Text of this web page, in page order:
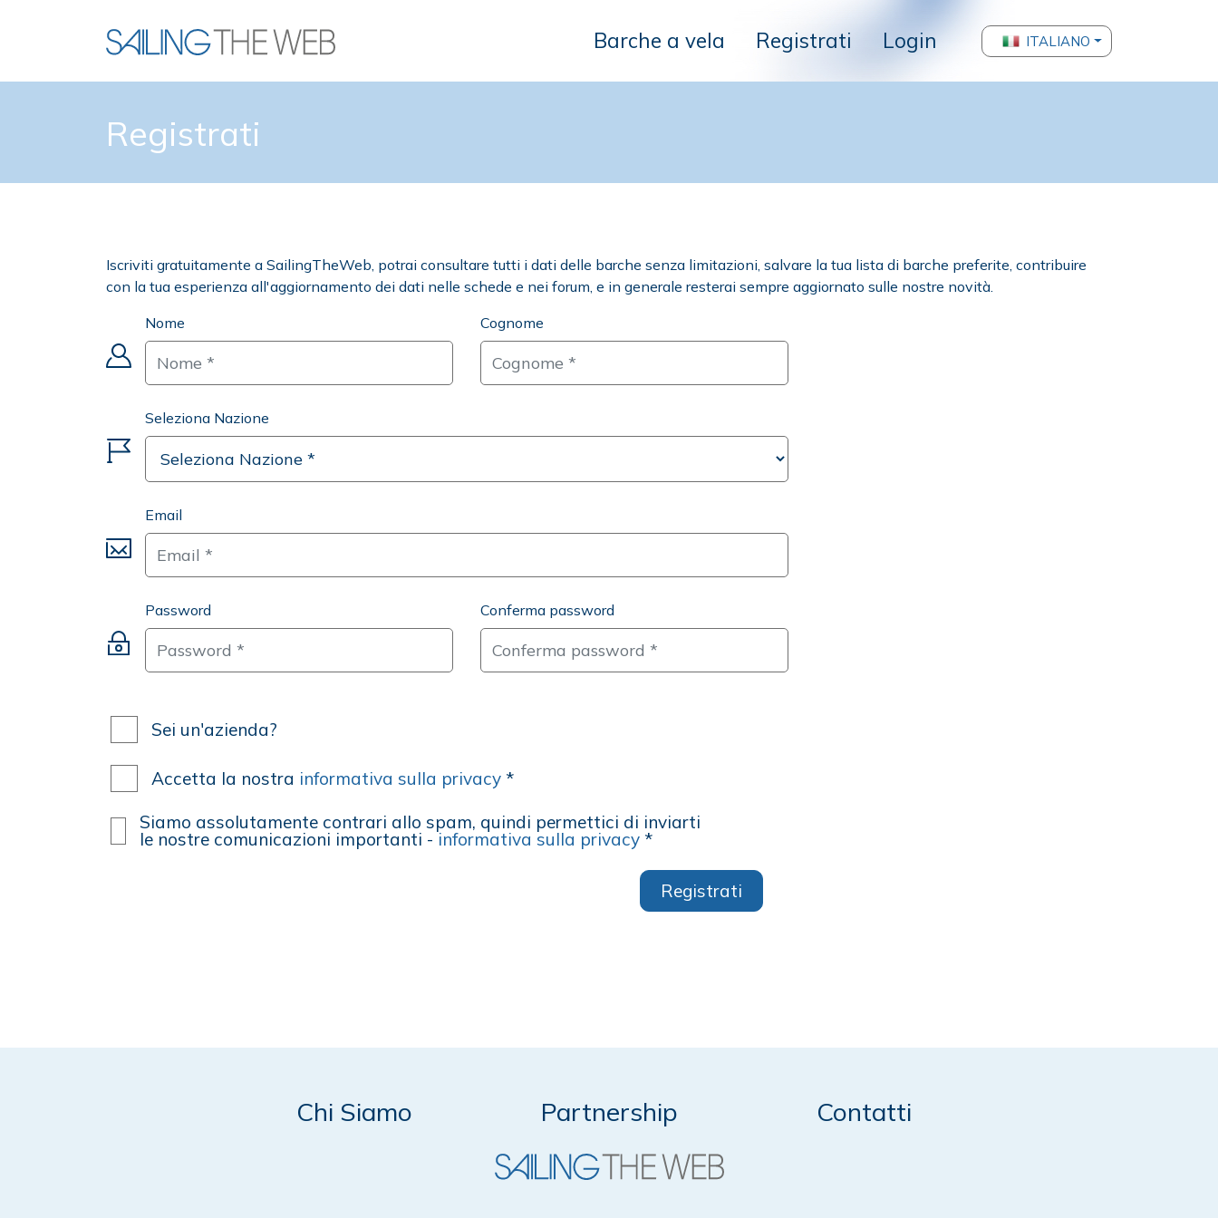
Barche a vela Registrati Login ITALIANO
Registrati
Iscriviti gratuitamente a SailingTheWeb, potrai consultare tutti i dati delle barche senza limitazioni, salvare la tua lista di barche preferite, contribuire
con la tua esperienza all'aggiornamento dei dati nelle schede e nei forum, e in generale resterai sempre aggiornato sulle nostre novità.
Nome
Cognome
Seleziona Nazione
Email
Password Conferma password
Sei un'azienda?
Accetta la nostra informativa sulla privacy *
Siamo assolutamente contrari allo spam, quindi permettici di inviarti
le nostre comunicazioni importanti -informativa sulla privacy *
Registrati
Chi Siamo Partnership Contatti